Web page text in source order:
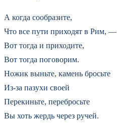
А когда сообразите,
Что все пути приходят в Рим, —
Вот тогда и приходите,
Вот тогда поговорим.
Ножик выньте, камень бросьте
Из-за пазухи своей
Перекиньте, перебросьте
Вы хоть жердь через ручей.